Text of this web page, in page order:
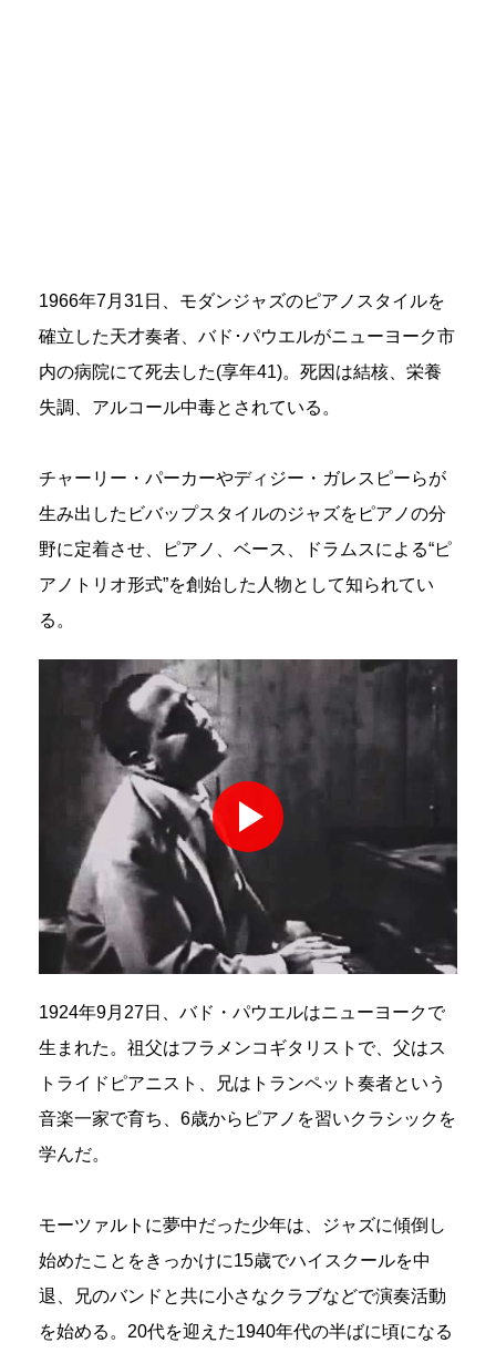
1966年7月31日、モダンジャズのピアノスタイルを
確立した天才奏者、バド･パウエルがニューヨーク市
内の病院にて死去した(享年41)。死因は結核、栄養
失調、アルコール中毒とされている。
チャーリー・パーカーやディジー・ガレスピーらが
生み出したビバップスタイルのジャズをピアノの分
野に定着させ、ピアノ、ベース、ドラムスによる“ピ
アノトリオ形式”を創始した人物として知られてい
る。
1924年9月27日、バド・パウエルはニューヨークで
生まれた。祖父はフラメンコギタリストで、父はス
トライドピアニスト、兄はトランペット奏者という
音楽一家で育ち、6歳からピアノを習いクラシックを
学んだ。
モーツァルトに夢中だった少年は、ジャズに傾倒し
始めたことをきっかけに15歳でハイスクールを中
退、兄のバンドと共に小さなクラブなどで演奏活動
を始める。20代を迎えた1940年代の半ばに頃になる